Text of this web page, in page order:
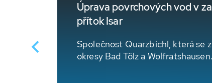
Úprava povrchových vod v
přítok Isar
Společnost Quarzbichl, která se
okresy Bad Tölz a Wolfratshausen.